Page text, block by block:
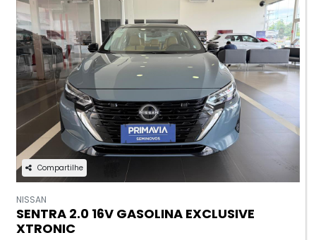
Compartilhe
NISSAN
SENTRA 2.0 16V GASOLINA EXCLUSIVE
XTRONIC